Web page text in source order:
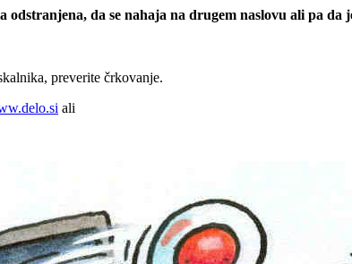
da se nahaja na drugem naslovu ali pa da
preverite črkovanje.
ali